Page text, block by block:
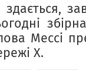
Мессі
Х.